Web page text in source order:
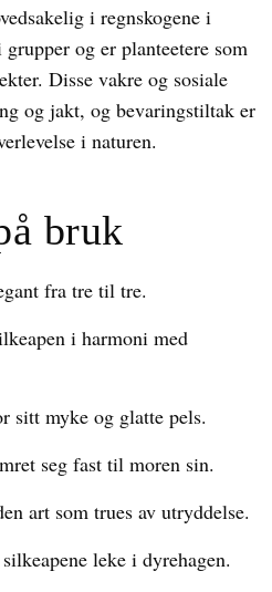
i regnskogene i
og er planteetere som
Disse vakre og sosiale
og jakt, og bevaringstiltak er
i naturen.
bruk
fra tre til tre.
i harmoni med
sitt myke og glatte pels.
seg fast til moren sin.
art som trues av utryddelse.
leke i dyrehagen.